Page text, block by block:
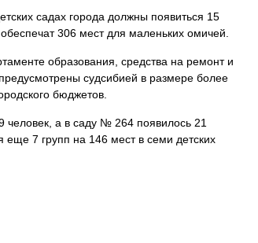
садах города должны появиться 15
306 мест для маленьких омичей.
образования, средства на ремонт и
судсибией в размере более
бюджетов.
а в саду № 264 появилось 21
7 групп на 146 мест в семи детских